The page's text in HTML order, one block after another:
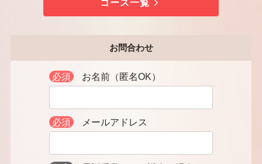
お問合わせ
必須 お名前（匿名OK）
必須 メールアドレス